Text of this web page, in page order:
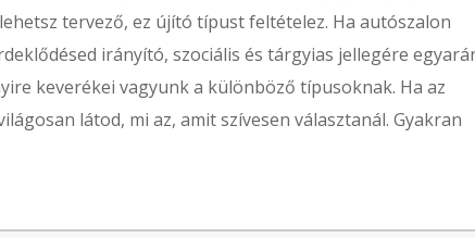
tervező, ez újító típust feltételez. Ha autószalon
irányító, szociális és tárgyias jellegére
keverékei vagyunk a különböző típusoknak. Ha az
látod, mi az, amit szívesen választanál. Gyakran